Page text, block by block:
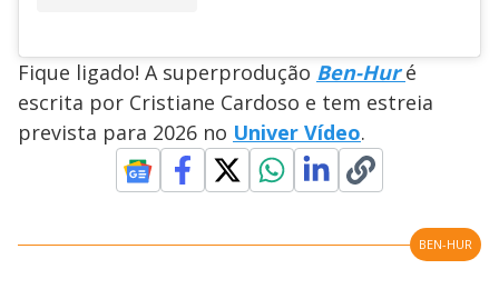
Fique ligado! A superprodução Ben-Huré
escrita por Cristiane Cardoso e tem estreia
prevista para 2026 no Univer Vídeo.
BEN-HUR